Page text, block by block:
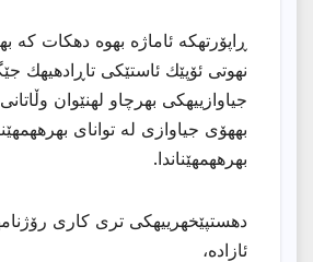
ڕاپۆرتهكه ئاماژه بهوه دهكات كه
نهوتی ئۆپێك ئاستێكی تاڕادهیهك
جیاوازییهكی بهرچاو لهنێوان
بههۆی جیاوازی له توانای
بهرههمهێناندا.
دهستپێخهرییهكی تری كاری
ئازاده،